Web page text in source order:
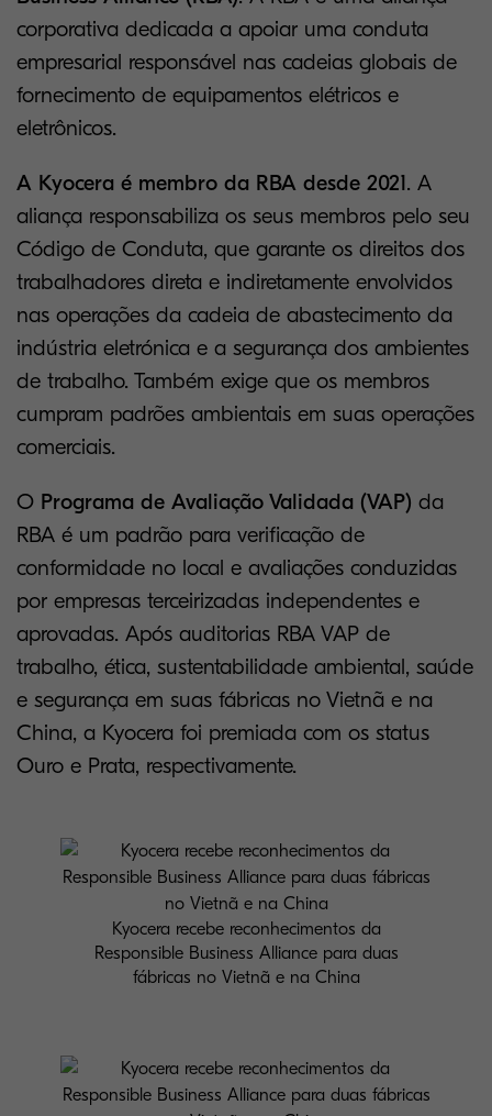
corporativa dedicada a apoiar uma conduta
empresarial responsável nas cadeias globais de
fornecimento de equipamentos elétricos e
eletrônicos.
A Kyocera é membro da RBA desde 2021. A
aliança responsabiliza os seus membros pelo seu
Código de Conduta, que garante os direitos dos
trabalhadores direta e indiretamente envolvidos
nas operações da cadeia de abastecimento da
indústria eletrónica e a segurança dos ambientes
de trabalho. Também exige que os membros
cumpram padrões ambientais em suas operações
comerciais.
O Programa de Avaliação Validada (VAP) da
RBA é um padrão para verificação de
conformidade no local e avaliações conduzidas
por empresas terceirizadas independentes e
aprovadas. Após auditorias RBA VAP de
trabalho, ética, sustentabilidade ambiental, saúde
e segurança em suas fábricas no Vietnã e na
China, a Kyocera foi premiada com os status
Ouro e Prata, respectivamente.
Kyocera recebe reconhecimentos da
Responsible Business Alliance para duas
fábricas no Vietnã e na China